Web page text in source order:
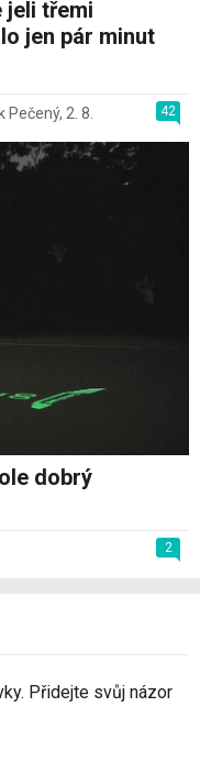
jeli třemi
jen pár minut
42
Pečený, 2. 8.
dobrý
2
Přidejte svůj názor